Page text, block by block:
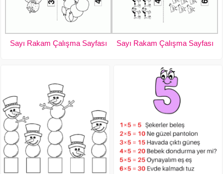
Sayı Rakam Çalışma Sayfası Sayı Rakam Çalışma Sayfası